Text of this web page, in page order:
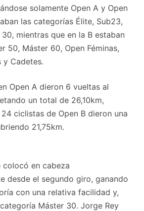
solamente Open A y Open
las categorías Élite, Sub23,
mientras que en la B estaban
50, Máster 60, Open Féminas,
y Cadetes.
Open A dieron 6 vueltas al
un total de 26,10km,
ciclistas de Open B dieron una
21,75km.
colocó en cabeza
desde el segundo giro, ganando
con una relativa facilidad y,
Máster 30. Jorge Rey